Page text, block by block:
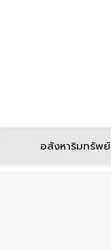
อสังหาริมทรัพย์